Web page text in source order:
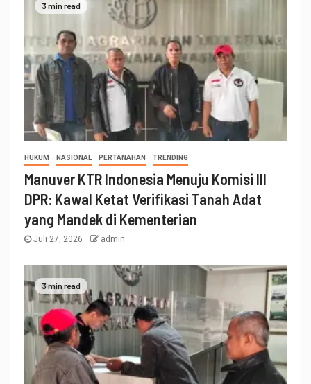
3 min read
HUKUM NASIONAL PERTANAHAN TRENDING
Manuver KTR Indonesia Menuju Komisi III
DPR: Kawal Ketat Verifikasi Tanah Adat
yang Mandek di Kementerian
Juli 27, 2026 admin
3 min read